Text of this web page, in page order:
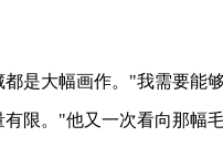
是大幅画作。"我需要能
有限。"他又一次看向那幅